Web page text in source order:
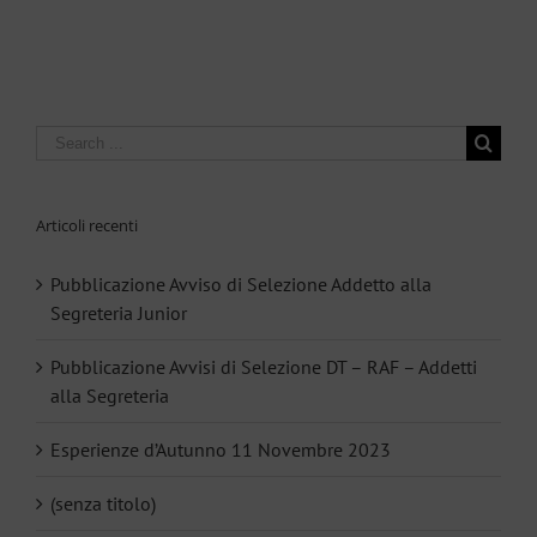
Search
Articoli recenti
Pubblicazione Avviso di Selezione Addetto alla
Segreteria Junior
Pubblicazione Avvisi di Selezione DT – RAF – Addetti
alla Segreteria
Esperienze d’Autunno 11 Novembre 2023
(senza titolo)